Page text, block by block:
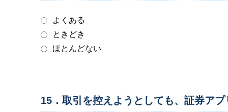
よくある
ときどき
ほとんどない
15．取引を控えようとしても、証券ア